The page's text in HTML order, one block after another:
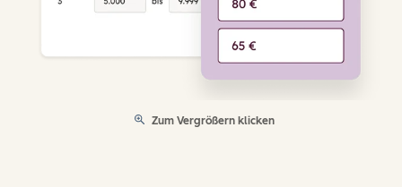
Zum Vergrößern klicken